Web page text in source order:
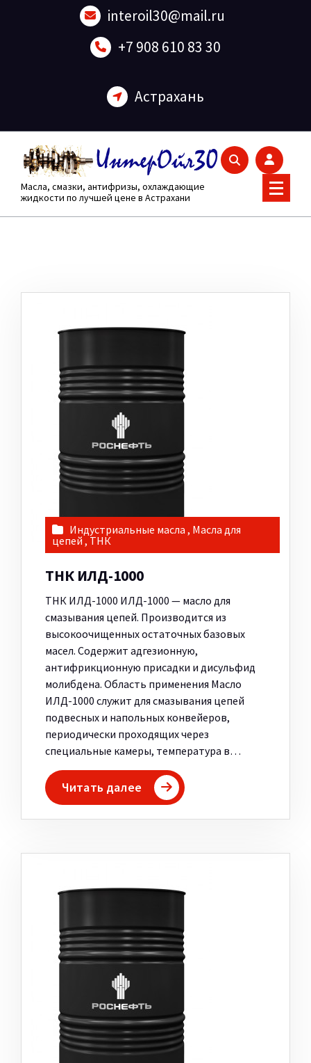
interoil30@mail.ru
+7 908 610 83 30
Астрахань
Масла, смазки, антифризы, охлаждающие
жидкости по лучшей цене в Астрахани
Индустриальные масла , Масла для
цепей , ТНК
ТНК ИЛД-1000
ТНК ИЛД-1000 ИЛД-1000 — масло для
смазывания цепей. Производится из
высокоочищенных остаточных базовых
масел. Содержит адгезионную,
антифрикционную присадки и дисульфид
молибдена. Область применения Масло
ИЛД-1000 служит для смазывания цепей
подвесных и напольных конвейеров,
периодически проходящих через
специальные камеры, температура в…
Читать далее